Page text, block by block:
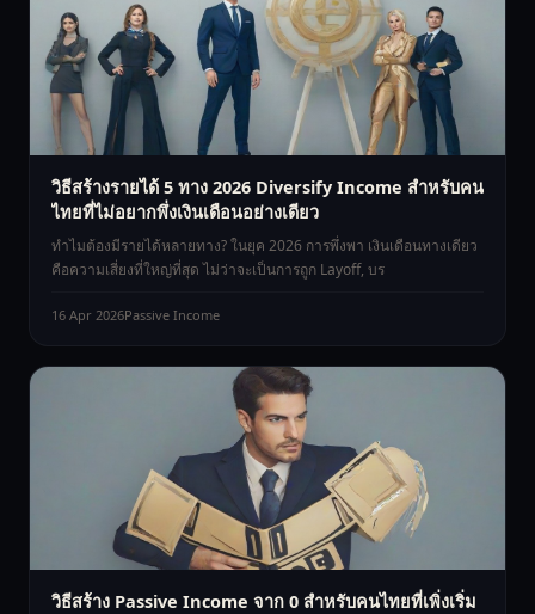
วิธีสร้างรายได้ 5 ทาง 2026 Diversify Income สำหรับคน
ไทยที่ไม่อยากพึ่งเงินเดือนอย่างเดียว
ทำไมต้องมีรายได้หลายทาง? ในยุค 2026 การพึ่งพา เงินเดือนทางเดียว
คือความเสี่ยงที่ใหญ่ที่สุด ไม่ว่าจะเป็นการถูก Layoff, บร
16 Apr 2026Passive Income
วิธีสร้าง Passive Income จาก 0 สำหรับคนไทยที่เพิ่งเริ่ม